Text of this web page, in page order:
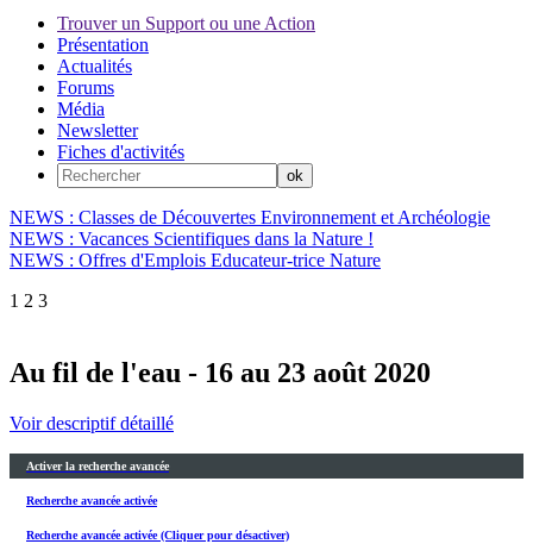
Trouver un Support ou une Action
Présentation
Actualités
Forums
Média
Newsletter
Fiches d'activités
NEWS : Classes de Découvertes Environnement et Archéologie
NEWS : Vacances Scientifiques dans la Nature !
NEWS : Offres d'Emplois Educateur-trice Nature
1 2 3
Au fil de l'eau - 16 au 23 août 2020
Voir descriptif détaillé
Activer la recherche avancée
Recherche avancée activée
Recherche avancée activée (Cliquer pour désactiver)